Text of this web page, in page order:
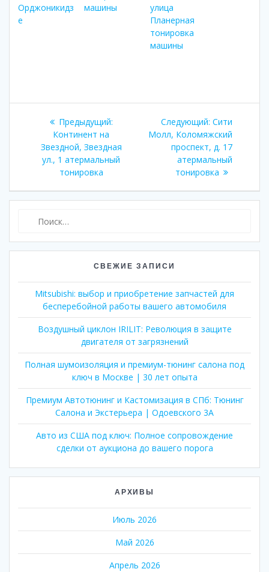
Орджоникидз
е
машины
улица
Планерная
тонировка
машины
Навигация
записям
Предыдущий: Предыдущая
Континент на
Звездной, Звездная
ул., 1 атермальный
тонировка
Следующий: Следующая
запись:
Сити
Молл, Коломяжский
проспект, д. 17
атермальный
тонировка
СВЕЖИЕ ЗАПИСИ
Mitsubishi: выбор и приобретение запчастей для
бесперебойной работы вашего автомобиля
Воздушный циклон IRILIT: Революция в защите
двигателя от загрязнений
Полная шумоизоляция и премиум-тюнинг салона под
ключ в Москве | 30 лет опыта
Премиум Автотюнинг и Кастомизация в СПб: Тюнинг
Салона и Экстерьера | Одоевского 3А
Авто из США под ключ: Полное сопровождение
сделки от аукциона до вашего порога
АРХИВЫ
Июль 2026
Май 2026
Апрель 2026